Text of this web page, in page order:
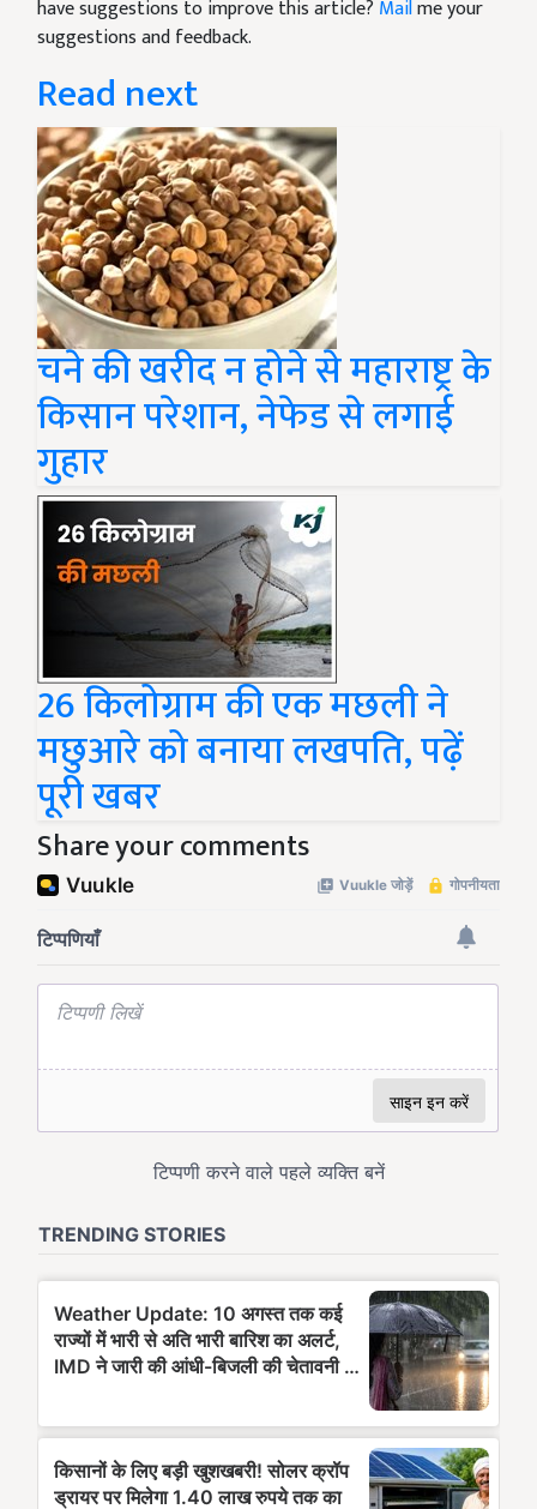
have suggestions to improve this article? Mailme your
suggestions and feedback.
Read next
चने की खरीद न होने से महाराष्ट्र के
किसान परेशान, नेफेड से लगाई
गुहार
26 किलोग्राम की एक मछली ने
मछुआरे को बनाया लखपति, पढ़ें
पूरी खबर
Share your comments